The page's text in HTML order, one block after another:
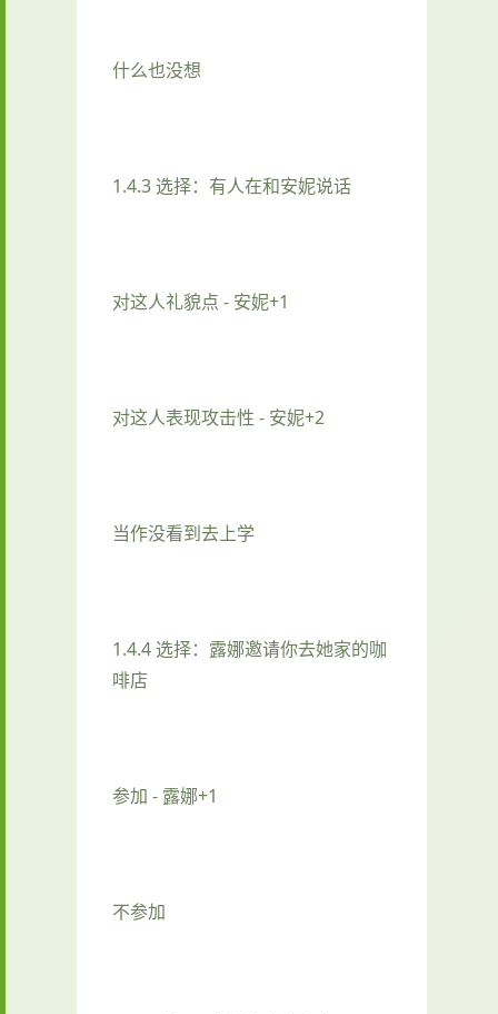
什么也没想
1.4.3 选择：有人在和安妮说话
对这人礼貌点 - 安妮+1
对这人表现攻击性 - 安妮+2
当作没看到去上学
1.4.4 选择：露娜邀请你去她家的咖
啡店
参加 - 露娜+1
不参加